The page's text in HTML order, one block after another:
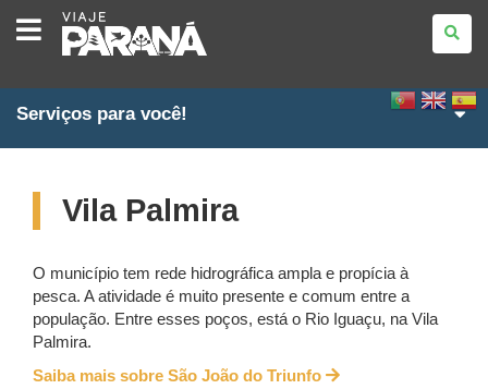
VIAJE
PARANÁ
Serviços para você!
Vila Palmira
O município tem rede hidrográfica ampla e propícia à
pesca. A atividade é muito presente e comum entre a
população. Entre esses poços, está o Rio Iguaçu, na Vila
Palmira.
Saiba mais sobre São João do Triunfo